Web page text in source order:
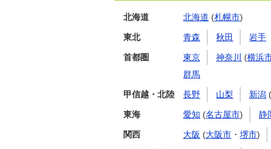
北海道 北海道 (札幌市)
東北 青森 秋田 岩手
首都圏 東京 神奈川 (横浜
群馬
甲信越・北陸 長野 山梨 新潟 (
東海 愛知 (名古屋市) 静
関西 大阪 (大阪市 ・ 堺市)